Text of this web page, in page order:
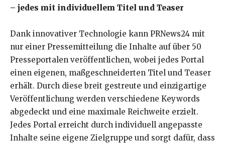
– jedes mit individuellem Titel und Teaser
Dank innovativer Technologie kann PRNews24 mit
nur einer Pressemitteilung die Inhalte auf über 50
Presseportalen veröffentlichen, wobei jedes Portal
einen eigenen, maßgeschneiderten Titel und Teaser
erhält. Durch diese breit gestreute und einzigartige
Veröffentlichung werden verschiedene Keywords
abgedeckt und eine maximale Reichweite erzielt.
Jedes Portal erreicht durch individuell angepasste
Inhalte seine eigene Zielgruppe und sorgt dafür, dass